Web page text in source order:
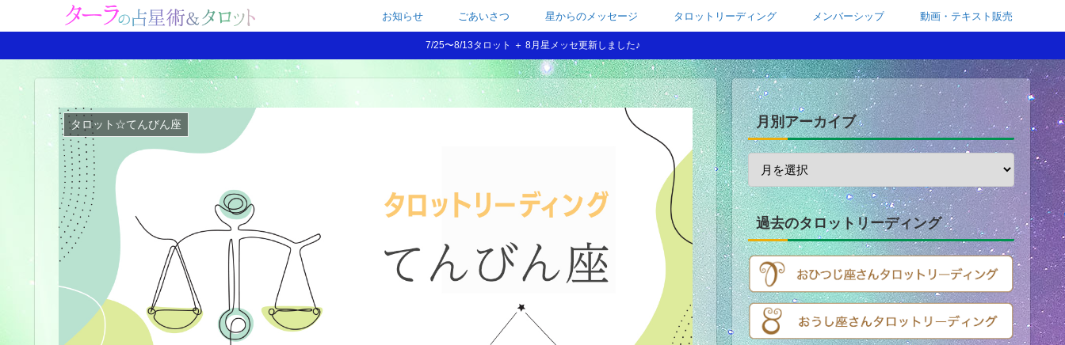
お知らせ ごあいさつ 星からのメッセージ タロットリーディング メンバーシップ 動画・テキスト販売
7/25〜8/13タロット ＋ 8月星メッセ更新しました♪
タロット☆てんびん座 月別アーカイブ
過去のタロットリーディング